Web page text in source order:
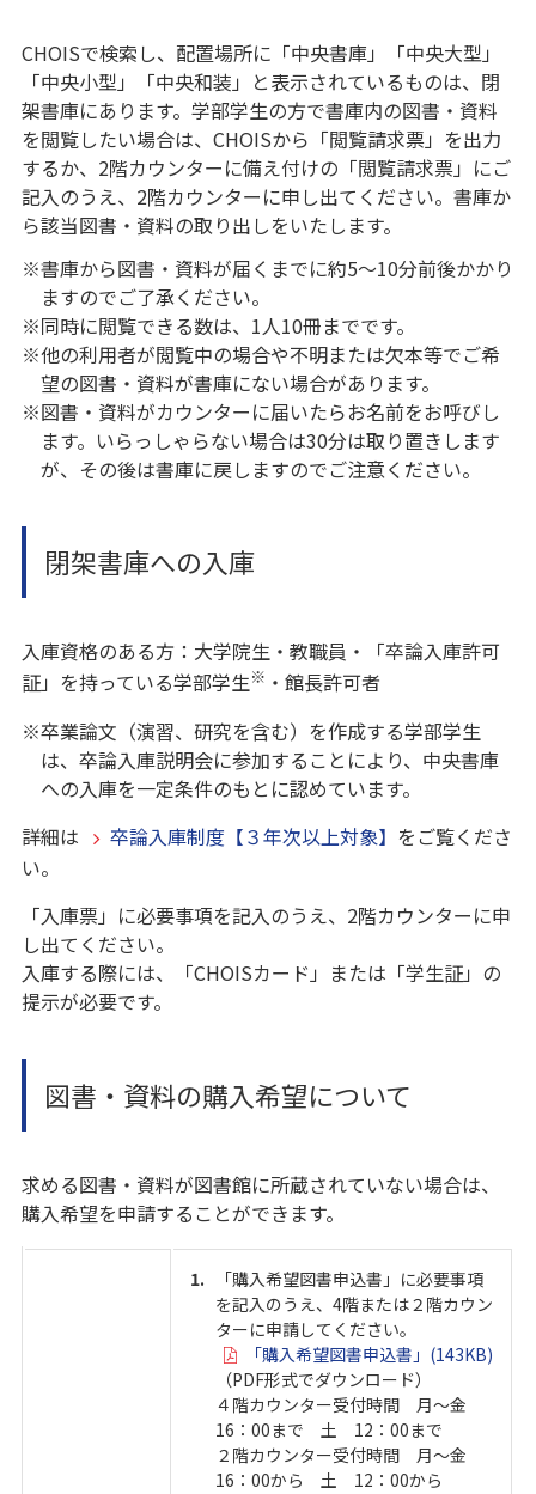
CHOISで検索し、配置場所に「中央書庫」「中央大型」
「中央小型」「中央和装」と表示されているものは、閉
架書庫にあります。学部学生の方で書庫内の図書・資料
を閲覧したい場合は、CHOISから「閲覧請求票」を出力
するか、2階カウンターに備え付けの「閲覧請求票」にご
記入のうえ、2階カウンターに申し出てください。書庫か
ら該当図書・資料の取り出しをいたします。
※書庫から図書・資料が届くまでに約5～10分前後かかり
ますのでご了承ください。
※同時に閲覧できる数は、1人10冊までです。
※他の利用者が閲覧中の場合や不明または欠本等でご希
望の図書・資料が書庫にない場合があります。
※図書・資料がカウンターに届いたらお名前をお呼びし
ます。いらっしゃらない場合は30分は取り置きします
が、その後は書庫に戻しますのでご注意ください。
閉架書庫への入庫
入庫資格のある方：大学院生・教職員・「卒論入庫許可
証」を持っている学部学生※ ・館長許可者
※卒業論文（演習、研究を含む）を作成する学部学生
は、卒論入庫説明会に参加することにより、中央書庫
への入庫を一定条件のもとに認めています。
詳細は
卒論入庫制度【３年次以上対象】 をご覧くださ
い。
「入庫票」に必要事項を記入のうえ、2階カウンターに申
し出てください。
入庫する際には、「CHOISカード」または「学生証」の
提示が必要です。
図書・資料の購入希望について
求める図書・資料が図書館に所蔵されていない場合は、
購入希望を申請することができます。
「購入希望図書申込書」に必要事項
を記入のうえ、4階または２階カウン
ターに申請してください。
「購入希望図書申込書」(143KB)
（PDF形式でダウンロード）
４階カウンター受付時間 月～金
16：00まで 土 12：00まで
２階カウンター受付時間 月～金
16：00から 土 12：00から